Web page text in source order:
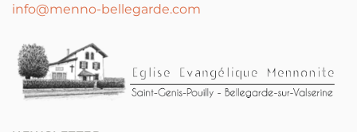
info@menno-bellegarde.com